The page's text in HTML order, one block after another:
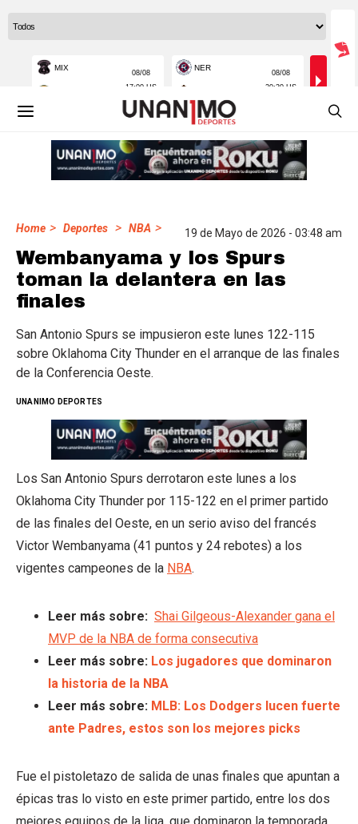
Home > Deportes > NBA > 19 de Mayo de 2026 - 03:48 am
Wembanyama y los Spurs
toman la delantera en las
finales
San Antonio Spurs se impusieron este lunes 122-115
sobre Oklahoma City Thunder en el arranque de las finales
de la Conferencia Oeste.
UNANIMO DEPORTES
Los San Antonio Spurs derrotaron este lunes a los
Oklahoma City Thunder por 115-122 en el primer partido
de las finales del Oeste, en un serio aviso del francés
Victor Wembanyama (41 puntos y 24 rebotes) a los
vigentes campeones de la NBA.
Leer más sobre: Shai Gilgeous-Alexander gana el
MVP de la NBA de forma consecutiva
Leer más sobre: Los jugadores que dominaron
la historia de la NBA
Leer más sobre: MLB: Los Dodgers lucen fuerte
ante Padres, estos son los mejores picks
Fue el pistoletazo de salida de unas finales que apuntan a
épicas tras lo visto en este primer partido, entre los dos